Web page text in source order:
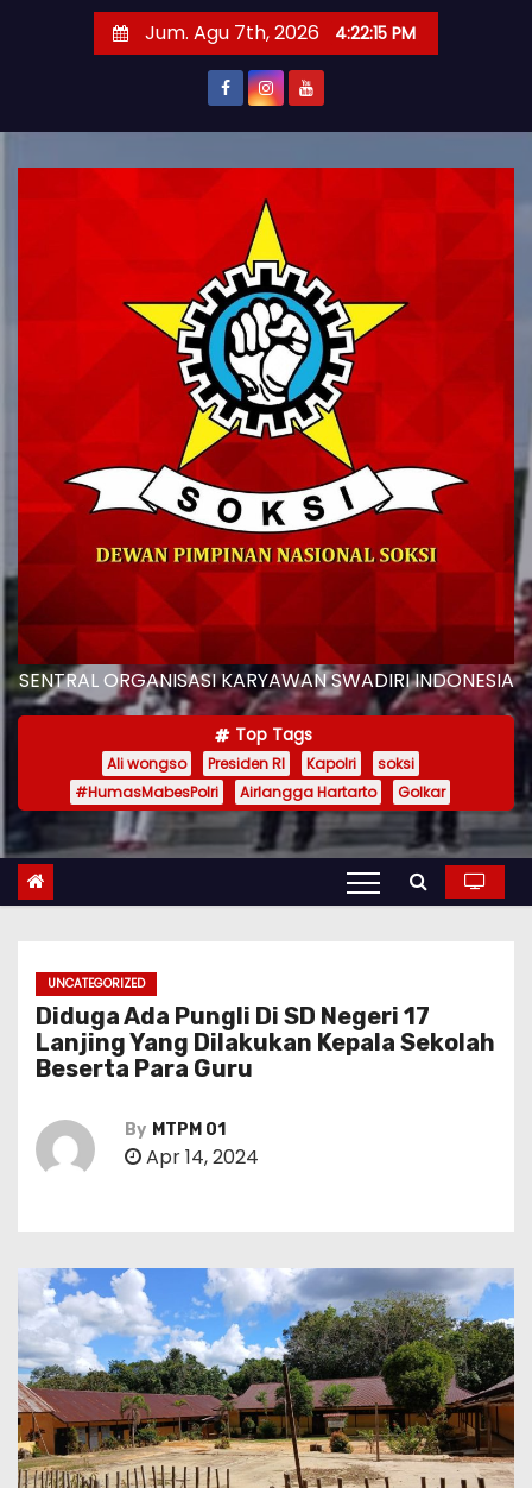
Jum. Agu 7th, 2026 4:22:17 PM
SENTRAL ORGANISASI KARYAWAN SWADIRI INDONESIA
Top Tags
Ali wongso Presiden RI Kapolri
soksi
#HumasMabesPolri
Airlangga Hartarto Golkar
UNCATEGORIZED
Diduga Ada Pungli Di SD Negeri 17
Lanjing Yang Dilakukan Kepala Sekolah
Beserta Para Guru
By MTPM 01
Apr 14, 2024